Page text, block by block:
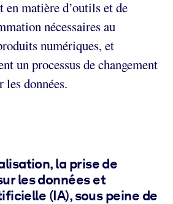
matière d’outils et de
nécessaires au
numériques, et
un processus de changement
données.
la prise de
les données et
(IA), sous peine de